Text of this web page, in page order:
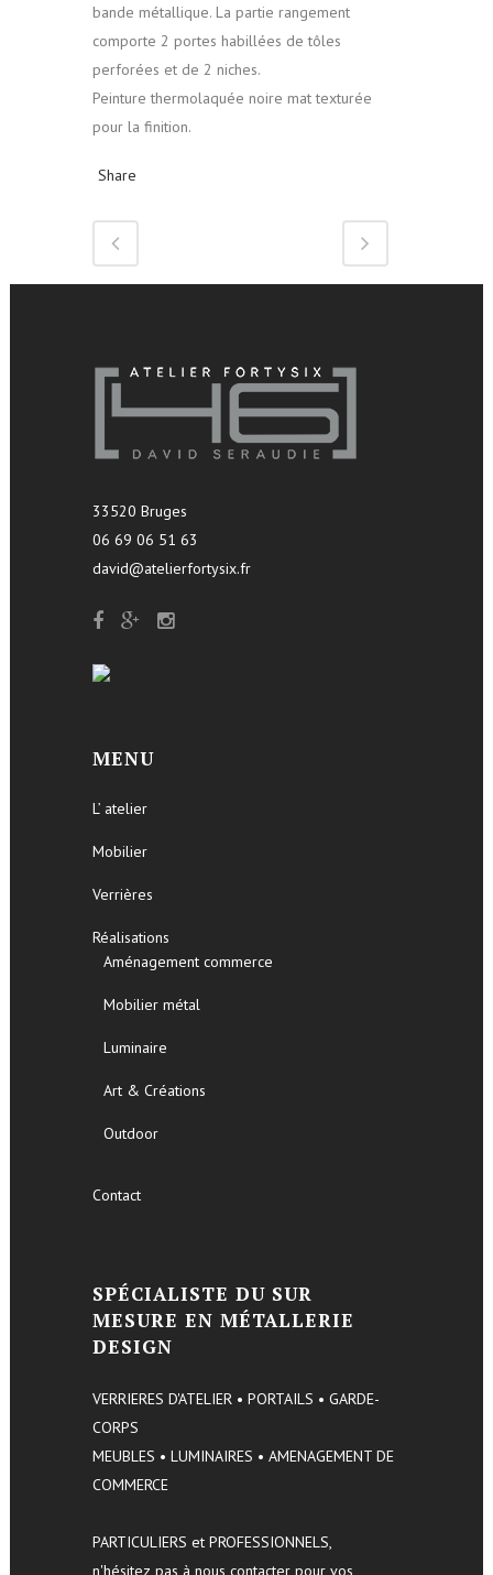
bande métallique. La partie rangement
comporte 2 portes habillées de tôles
perforées et de 2 niches.
Peinture thermolaquée noire mat texturée
pour la finition.
Share
33520 Bruges
06 69 06 51 63
david@atelierfortysix.fr
MENU
L’ atelier
Mobilier
Verrières
Réalisations
Aménagement commerce
Mobilier métal
Luminaire
Art & Créations
Outdoor
Contact
SPÉCIALISTE DU SUR
MESURE EN MÉTALLERIE
DESIGN
VERRIERES D'ATELIER • PORTAILS • GARDE-
CORPS
MEUBLES • LUMINAIRES • AMENAGEMENT DE
COMMERCE
PARTICULIERS et PROFESSIONNELS,
n'hésitez pas à nous contacter pour vos